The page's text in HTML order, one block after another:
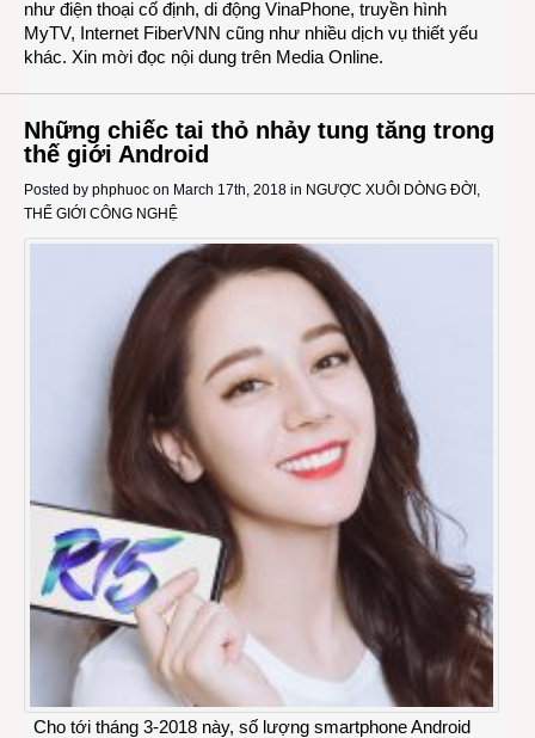
như điện thoại cố định, di động VinaPhone, truyền hình
MyTV, Internet FiberVNN cũng như nhiều dịch vụ thiết yếu
khác. Xin mời đọc nội dung trên Media Online.
Những chiếc tai thỏ nhảy tung tăng trong
thế giới Android
Posted by phphuoc on March 17th, 2018 in NGƯỢC XUÔI DÒNG ĐỜI ,
THẾ GIỚI CÔNG NGHỆ
Cho tới tháng 3-2018 này, số lượng smartphone Android